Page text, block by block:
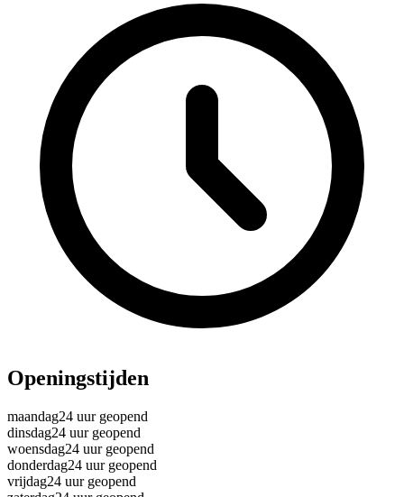
Openingstijden
maandag24 uur geopend
dinsdag24 uur geopend
woensdag24 uur geopend
donderdag24 uur geopend
vrijdag24 uur geopend